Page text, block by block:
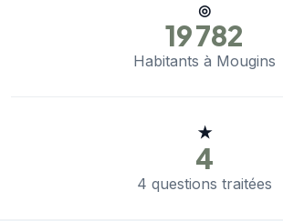
◎
19 782
Habitants à Mougins
★
4
4 questions traitées